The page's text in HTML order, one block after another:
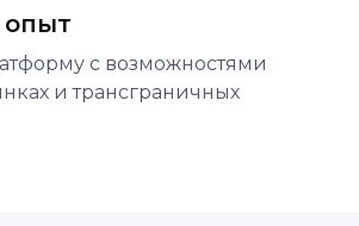
опыт
с возможностями
и трансграничных